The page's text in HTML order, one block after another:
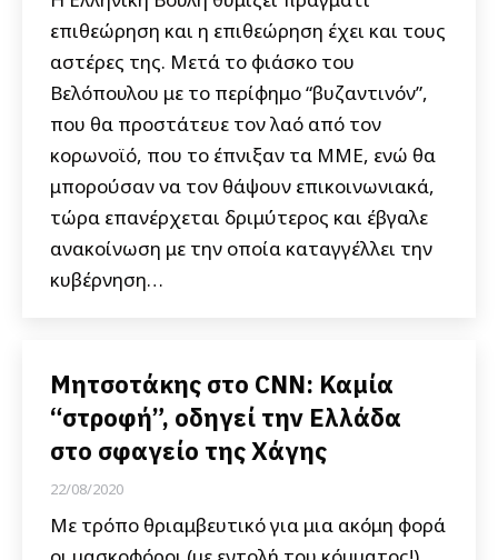
επιθεώρηση και η επιθεώρηση έχει και τους
αστέρες της. Μετά το φιάσκο του
Βελόπουλου με το περίφημο “βυζαντινόν”,
που θα προστάτευε τον λαό από τον
κορωνοϊό, που το έπνιξαν τα ΜΜΕ, ενώ θα
μπορούσαν να τον θάψουν επικοινωνιακά,
τώρα επανέρχεται δριμύτερος και έβγαλε
ανακοίνωση με την οποία καταγγέλλει την
κυβέρνηση…
Μητσοτάκης στο CNN: Καμία
“στροφή”, οδηγεί την Ελλάδα
στο σφαγείο της Χάγης
22/08/2020
Με τρόπο θριαμβευτικό για μια ακόμη φορά